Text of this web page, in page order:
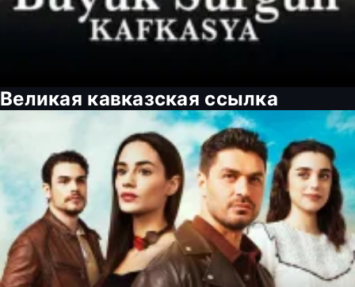
Великая кавказская ссылка